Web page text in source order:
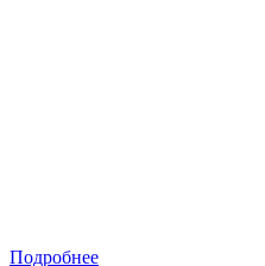
Подробнее